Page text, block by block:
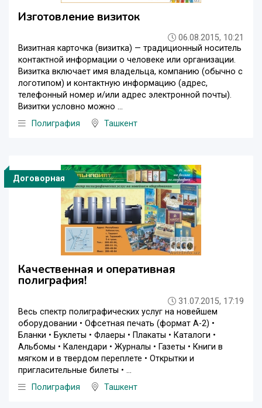
Изготовление визиток
06.08.2015, 10:21
Визитная карточка (визитка) — традиционный носитель
контактной информации о человеке или организации.
Визитка включает имя владельца, компанию (обычно с
логотипом) и контактную информацию (адрес,
телефонный номер и/или адрес электронной почты).
Визитки условно можно ...
Полиграфия
Ташкент
Договорная
Качественная и оперативная
полиграфия!
31.07.2015, 17:19
Весь спектр полиграфических услуг на новейшем
оборудовании • Офсетная печать (формат А-2) •
Бланки • Буклеты • Флаеры • Плакаты • Каталоги •
Альбомы • Календари • Журналы • Газеты • Книги в
мягком и в твердом переплете • Открытки и
пригласительные билеты • ...
Полиграфия
Ташкент